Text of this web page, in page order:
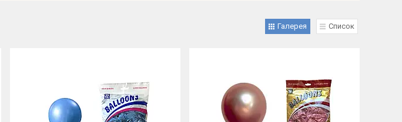
Галерея Список